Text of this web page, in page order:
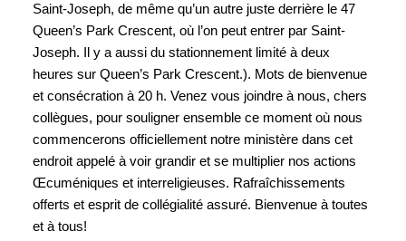
Saint-Joseph, de même qu’un autre juste derrière le 47
Queen’s Park Crescent, où l’on peut entrer par Saint-
Joseph. Il y a aussi du stationnement limité à deux
heures sur Queen’s Park Crescent.). Mots de bienvenue
et consécration à 20 h. Venez vous joindre à nous, chers
collègues, pour souligner ensemble ce moment où nous
commencerons officiellement notre ministère dans cet
endroit appelé à voir grandir et se multiplier nos actions
Œcuméniques et interreligieuses. Rafraîchissements
offerts et esprit de collégialité assuré. Bienvenue à toutes
et à tous!